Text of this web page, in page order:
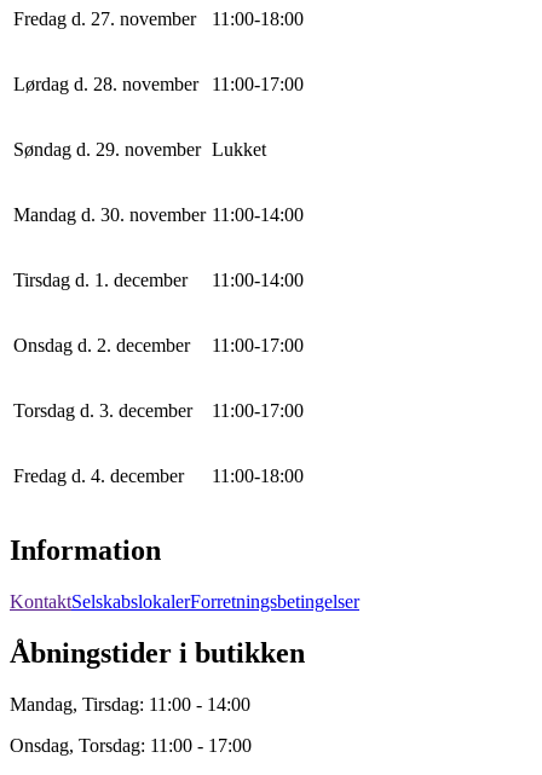
Fredag d. 27. november 11:00-18:00
Lørdag d. 28. november 11:00-17:00
Søndag d. 29. november Lukket
Mandag d. 30. november 11:00-14:00
Tirsdag d. 1. december 11:00-14:00
Onsdag d. 2. december 11:00-17:00
Torsdag d. 3. december 11:00-17:00
Fredag d. 4. december 11:00-18:00
Information
KontaktSelskabslokalerForretningsbetingelser
Åbningstider i butikken
Mandag, Tirsdag: 11:00 - 14:00
Onsdag, Torsdag: 11:00 - 17:00